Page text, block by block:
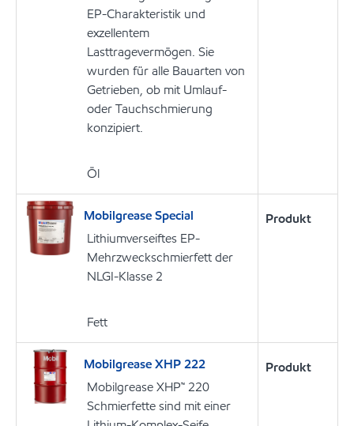
EP-Charakteristik und
exzellentem
Lasttragevermögen. Sie
wurden für alle Bauarten von
Getrieben, ob mit Umlauf-
oder Tauchschmierung
konzipiert.
Öl
Mobilgrease Special
Lithiumverseiftes EP-
Mehrzweckschmierfett der
NLGI-Klasse 2
Fett
Produkt
Mobilgrease XHP 222
Mobilgrease XHP™ 220
Schmierfette sind mit einer
Produkt